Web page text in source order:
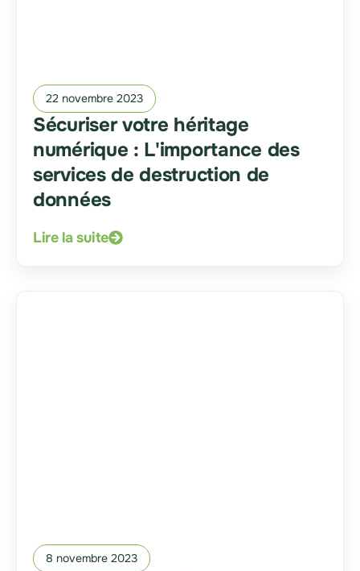
22 novembre 2023
Sécuriser votre héritage
numérique : L'importance des
services de destruction de
données
Lire la suite
8 novembre 2023